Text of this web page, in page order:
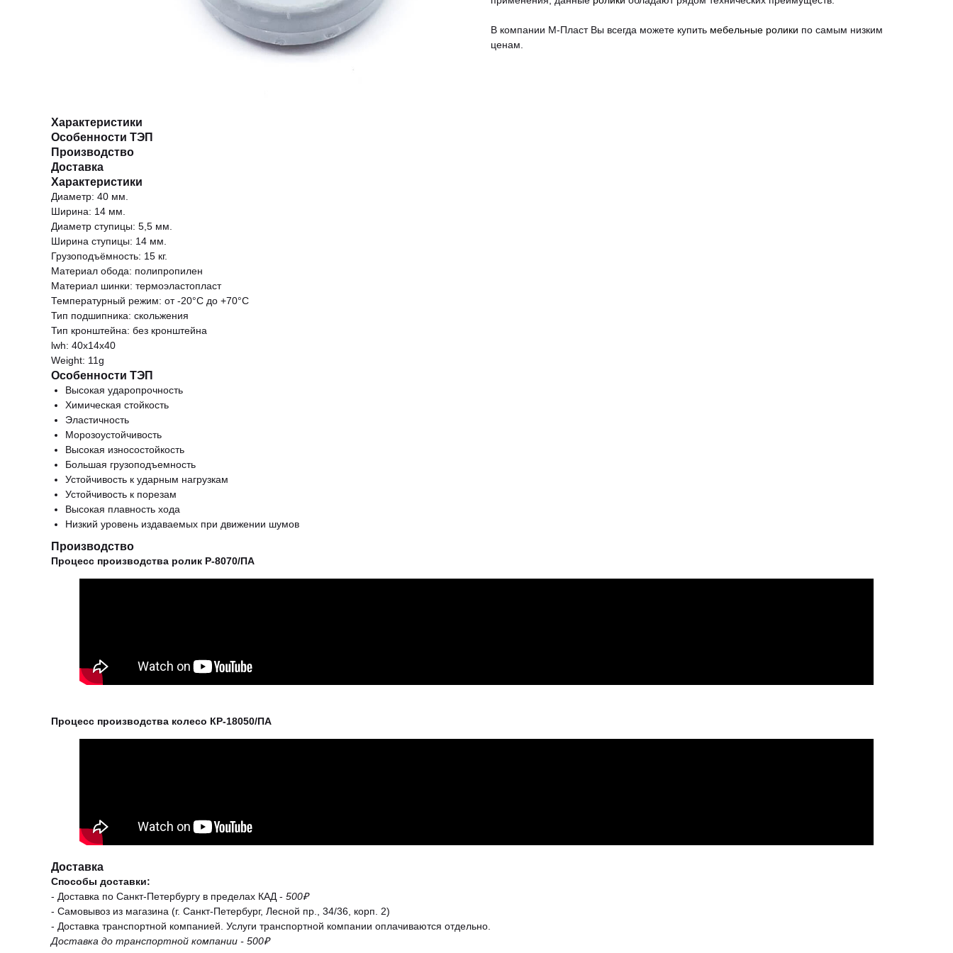
В компании М-Пласт Вы всегда можете купить мебельные ролики по самым низким
ценам.
Характеристики
Особенности ТЭП
Производство
Доставка
Характеристики
Диаметр: 40 мм.
Ширина: 14 мм.
Диаметр ступицы: 5,5 мм.
Ширина ступицы: 14 мм.
Грузоподъёмность: 15 кг.
Материал обода: полипропилен
Материал шинки: термоэластопласт
Температурный режим: от -20°С до +70°С
Тип подшипника: скольжения
Тип кронштейна: без кронштейна
lwh: 40x14x40
Weight: 11g
Особенности ТЭП
Высокая ударопрочность
Химическая стойкость
Эластичность
Морозоустойчивость
Высокая износостойкость
Большая грузоподъемность
Устойчивость к ударным нагрузкам
Устойчивость к порезам
Высокая плавность хода
Низкий уровень издаваемых при движении шумов
Производство
Процесс производства ролик Р-8070/ПА
Процесс производства колесо КР-18050/ПА
Доставка
Способы доставки:
- Доставка по Санкт-Петербургу в пределах КАД - 500₽
- Самовывоз из магазина (г. Санкт-Петербург, Лесной пр., 34/36, корп. 2)
- Доставка транспортной компанией. Услуги транспортной компании оплачиваются отдельно.
Доставка до транспортной компании - 500₽